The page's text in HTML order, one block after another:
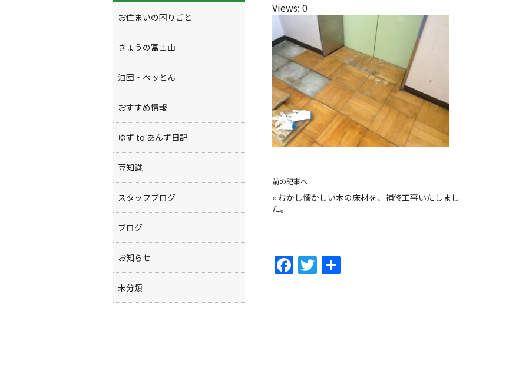
Views: 0
前の記事へ
« むかし懐かしい木の床材を、補修工事いたしまし
た。
F
o
T
お住まいの困りごと
きょうの富士山
油団・ペッとん
おすすめ情報
ゆず to あんず日記
豆知識
スタッフブログ
ブログ
お知らせ
未分類